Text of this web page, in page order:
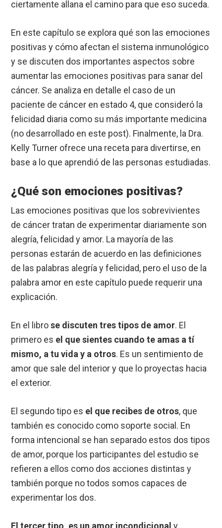
ciertamente allana el camino para que eso suceda.
En este capítulo se explora qué son las emociones
positivas y cómo afectan el sistema inmunológico
y se discuten dos importantes aspectos sobre
aumentar las emociones positivas para sanar del
cáncer. Se analiza en detalle el caso de un
paciente de cáncer en estado 4, que consideró la
felicidad diaria como su más importante medicina
(no desarrollado en este post). Finalmente, la Dra.
Kelly Turner ofrece una receta para divertirse, en
base a lo que aprendió de las personas estudiadas.
¿Qué son emociones positivas?
Las emociones positivas que los sobrevivientes
de cáncer tratan de experimentar diariamente son
alegría, felicidad y amor. La mayoría de las
personas estarán de acuerdo en las definiciones
de las palabras alegría y felicidad, pero el uso de la
palabra amor en este capítulo puede requerir una
explicación.
En el librose discuten tres tipos de amor. El
primero es el que sientes cuando te amas a tí
mismo, a tu vida y a otros. Es un sentimiento de
amor que sale del interior y que lo proyectas hacia
el exterior.
El segundo tipo es el que recibes de otros, que
también es conocido como soporte social. En
forma intencional se han separado estos dos tipos
de amor, porque los participantes del estudio se
refieren a ellos como dos acciones distintas y
también porque no todos somos capaces de
experimentar los dos.